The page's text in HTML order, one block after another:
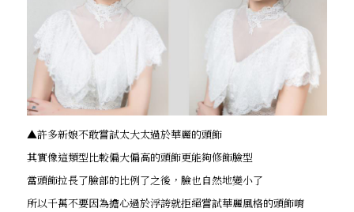
▲許多新娘不敢嘗試太大太過於華麗的頭飾
其實像這類型比較偏大偏高的頭飾更能夠修飾臉型
當頭飾拉長了臉部的比例了之後，臉也自然地變小了
所以千萬不要因為擔心過於浮誇就拒絕嘗試華麗風格的頭飾唷